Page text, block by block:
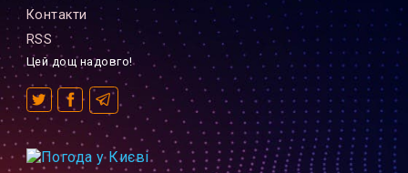
Контакти
RSS
Цей дощ надовго!